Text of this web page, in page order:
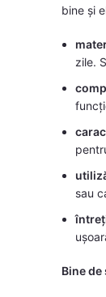
bine și
zile.
sau
Bine de